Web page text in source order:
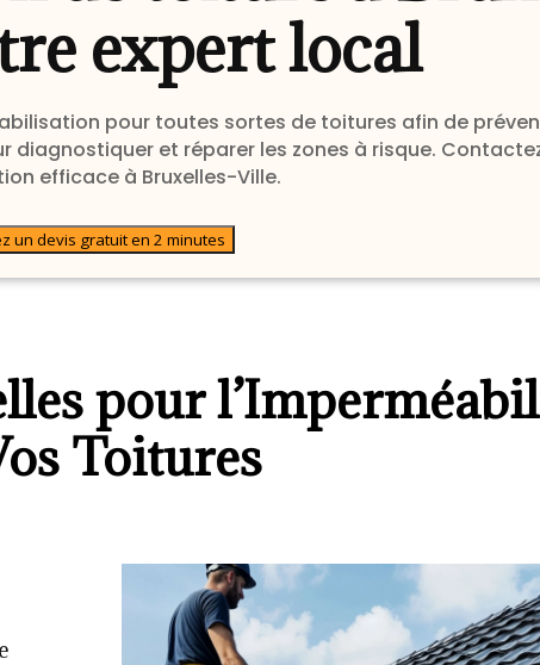
expert local
pour toutes sortes de toitures afin de
diagnostiquer et réparer les zones à risque.
efficace à Bruxelles-Ville.
un devis gratuit en 2 minutes
pour
Toitures